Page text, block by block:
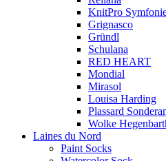
KnitPro
Grignasco
Gründl
Schulana
RED HEART
Mondial
Mirasol
Louisa Harding
Plassard
Wolke
Laines du Nord
Paint Socks